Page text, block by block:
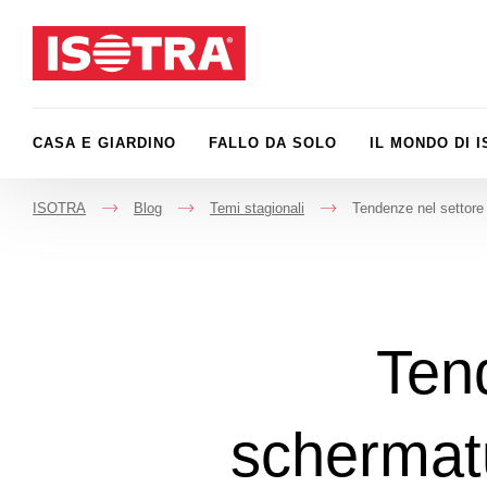
CASA E GIARDINO FALLO DA SOLO IL MONDO DI
ISOTRA
->
Blog
->
Temi stagionali
->
Tendenze nel